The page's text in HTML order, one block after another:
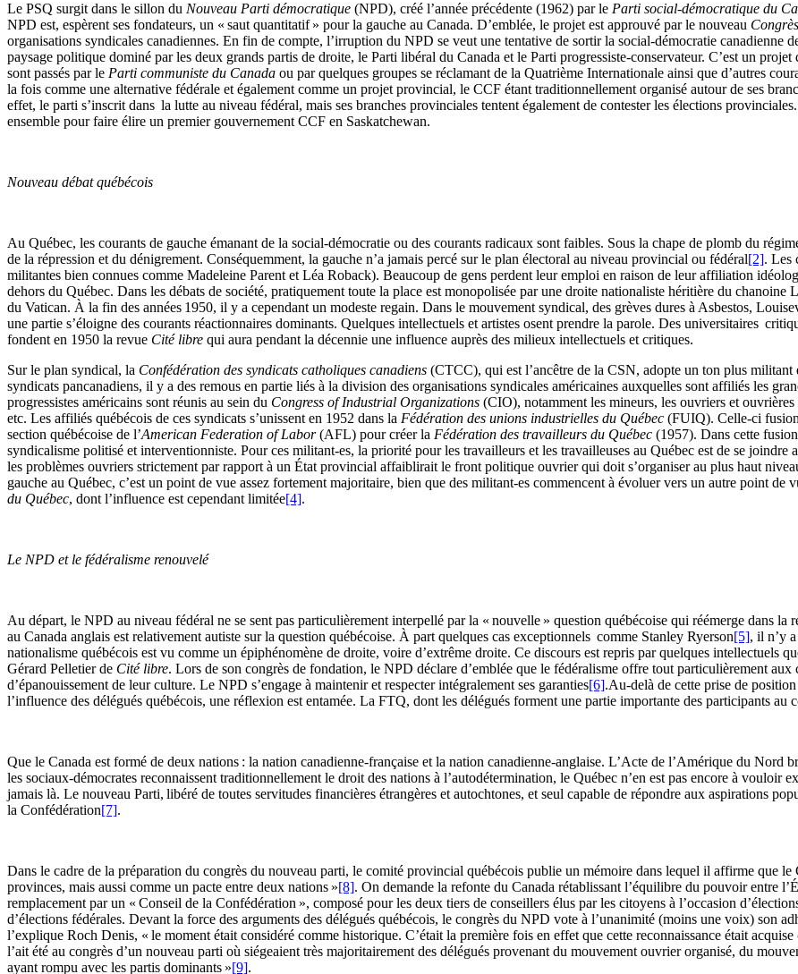
Le PSQ surgit dans le sillon du Nouveau Parti démocratique (NPD), créé l’année précédente (1962) par le Parti social-démocratique du
NPD est, espèrent ses fondateurs, un « saut quantitatif » pour la gauche au Canada. D’emblée, le projet est approuvé par le nouveau
organisations syndicales canadiennes. En fin de compte, l’irruption du NPD se veut une tentative de sortir la social-démocratie canadienne
paysage politique dominé par les deux grands partis de droite, le Parti libéral du Canada et le Parti progressiste-conservateur. C’est un
sont passés par le Parti communiste du Canada ou par quelques groupes se réclamant de la Quatrième Internationale ainsi que d’autres
la fois comme une alternative fédérale et également comme un projet provincial, le CCF étant traditionnellement organisé autour de ses
effet, le parti s’inscrit dans la lutte au niveau fédéral, mais ses branches provinciales tentent également de contester les élections
ensemble pour faire élire un premier gouvernement CCF en Saskatchewan.
Nouveau débat québécois
Au Québec, les courants de gauche émanant de la social-démocratie ou des courants radicaux sont faibles. Sous la chape de plomb du
de la répression et du dénigrement. Conséquemment, la gauche n’a jamais percé sur le plan électoral au niveau provincial ou fédéral[2]. Les
militantes bien connues comme Madeleine Parent et Léa Roback). Beaucoup de gens perdent leur emploi en raison de leur affiliation
dehors du Québec. Dans les débats de société, pratiquement toute la place est monopolisée par une droite nationaliste héritière du
du Vatican. À la fin des années 1950, il y a cependant un modeste regain. Dans le mouvement syndical, des grèves dures à Asbestos,
une partie s’éloigne des courants réactionnaires dominants. Quelques intellectuels et artistes osent prendre la parole. Des universitaires
fondent en 1950 la revue Cité libre qui aura pendant la décennie une influence auprès des milieux intellectuels et critiques.
Sur le plan syndical, la Confédération des syndicats catholiques canadiens (CTCC), qui est l’ancêtre de la CSN, adopte un ton plus militant
syndicats pancanadiens, il y a des remous en partie liés à la division des organisations syndicales américaines auxquelles sont affiliés les
progressistes américains sont réunis au sein du Congress of Industrial Organizations (CIO), notamment les mineurs, les ouvriers et
etc. Les affiliés québécois de ces syndicats s’unissent en 1952 dans la Fédération des unions industrielles du Québec (FUIQ). Celle-ci
section québécoise de l’American Federation of Labor(AFL) pour créer la Fédération des travailleurs du Québec (1957). Dans cette
syndicalisme politisé et interventionniste. Pour ces militant-es, la priorité pour les travailleurs et les travailleuses au Québec est de se joindre
les problèmes ouvriers strictement par rapport à un État provincial affaiblirait le front politique ouvrier qui doit s’organiser au plus haut
gauche au Québec, c’est un point de vue assez fortement majoritaire, bien que des militant-es commencent à évoluer vers un autre point de
du Québec, dont l’influence est cependant limitée[4].
Le NPD et le fédéralisme renouvelé
Au départ, le NPD au niveau fédéral ne se sent pas particulièrement interpellé par la « nouvelle » question québécoise qui réémerge dans
au Canada anglais est relativement autiste sur la question québécoise. À part quelques cas exceptionnels comme Stanley Ryerson[5], il n’y
nationalisme québécois est vu comme un épiphénomène de droite, voire d’extrême droite. Ce discours est repris par quelques intellectuels
Gérard Pelletier de Cité libre. Lors de son congrès de fondation, le NPD déclare d’emblée que le fédéralisme offre tout particulièrement
d’épanouissement de leur culture. Le NPD s’engage à maintenir et respecter intégralement ses garanties[6].Au-delà de cette prise de
l’influence des délégués québécois, une réflexion est entamée. La FTQ, dont les délégués forment une partie importante des participants
Que le Canada est formé de deux nations : la nation canadienne-française et la nation canadienne-anglaise. L’Acte de l’Amérique du
les sociaux-démocrates reconnaissent traditionnellement le droit des nations à l’autodétermination, le Québec n’en est pas encore à vouloir
jamais là. Le nouveau Parti, libéré de toutes servitudes financières étrangères et autochtones, et seul capable de répondre aux aspirations
la Confédération[7].
Dans le cadre de la préparation du congrès du nouveau parti, le comité provincial québécois publie un mémoire dans lequel il affirme que le
provinces, mais aussi comme un pacte entre deux nations »[8]. On demande la refonte du Canada rétablissant l’équilibre du pouvoir entre
remplacement par un « Conseil de la Confédération », composé pour les deux tiers de conseillers élus par les citoyens à l’occasion
d’élections fédérales. Devant la force des arguments des délégués québécois, le congrès du NPD vote à l’unanimité (moins une voix) son
l’explique Roch Denis, « le moment était considéré comme historique. C’était la première fois en effet que cette reconnaissance était
l’ait été au congrès d’un nouveau parti où siégeaient très majoritairement des délégués provenant du mouvement ouvrier organisé, du
ayant rompu avec les partis dominants »[9].